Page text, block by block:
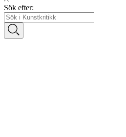
Sök efter: